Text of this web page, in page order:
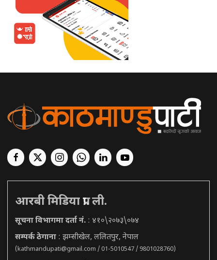
आरबी मिडिया प्रा. ली.
सूचना विभागमा दर्ता नं. : ४१०\२०७३\०७४
सम्पर्क ठेगाना : झम्सीखेल, ललितपुर, नेपाल
(kathmandupati@gmail.com / 01-5010547 / 9801028760)